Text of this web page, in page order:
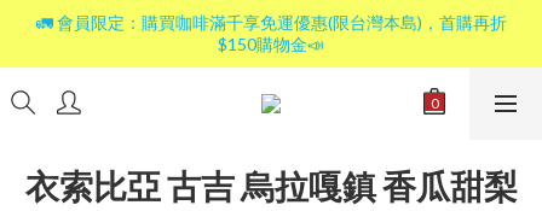
🚛 會員限定：購買咖啡滿千享免運優惠(限台灣本島)，首購再折
$150購物金📣
衣索比亞 古吉 烏拉嘎鎮 香瓜甜梨